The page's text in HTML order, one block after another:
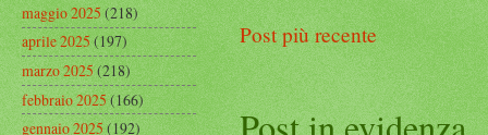
Post più recente
maggio 2025(218)
aprile 2025(197)
marzo 2025(218)
febbraio 2025(166)
gennaio 2025(192)